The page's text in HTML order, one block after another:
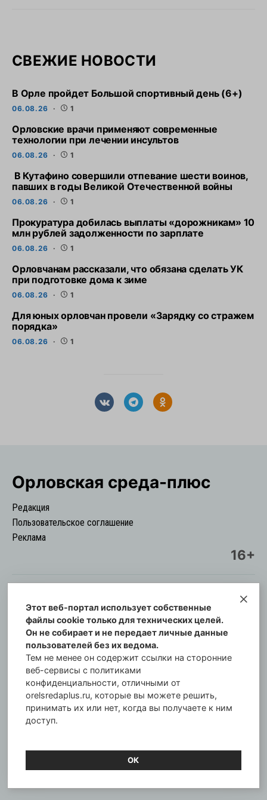
СВЕЖИЕ НОВОСТИ
В Орле пройдет Большой спортивный день (6+)
06.08.26 1
Орловские врачи применяют современные
технологии при лечении инсультов
06.08.26 1
В Кутафино совершили отпевание шести воинов,
павших в годы Великой Отечественной войны
06.08.26 1
Прокуратура добилась выплаты «дорожникам» 10
млн рублей задолженности по зарплате
06.08.26 1
Орловчанам рассказали, что обязана сделать УК
при подготовке дома к зиме
06.08.26 1
Для юных орловчан провели «Зарядку со стражем
порядка»
06.08.26 1
Орловская cреда-плюс
Редакция
Пользовательское соглашение
Реклама
16+
© Информационный городской портал
Орловская cреда-плюс, 2021-2026
Свидетельство о регистрации СМИ: ПИ №57-
00254 от 29 октября 2013 г.
Газета зарегистрирована Управлением
Федеральной службы по надзору в сфере связи,
информационных технологий и массовых
коммуникаций по Орловской области.
Главный редактор: Татьяна Филёва
Этот веб-портал использует собственные
файлы cookie только для технических целей.
Он не собирает и не передает личные данные
пользователей без их ведома.
Тем не менее он содержит ссылки на сторонние
веб-сервисы с политиками
конфиденциальности, отличными от
orelsredaplus.ru, которые вы можете решить,
принимать их или нет, когда вы получаете к ним
доступ.
ОК